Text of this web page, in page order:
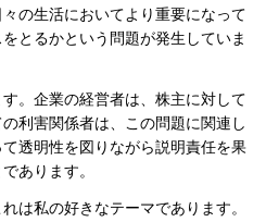
の生活においてより重要になって
とるかという問題が発生していま
。企業の経営者は、株主に対して
利害関係者は、この問題に関連し
透明性を図りながら説明責任を果
あります。
は私の好きなテーマであります。